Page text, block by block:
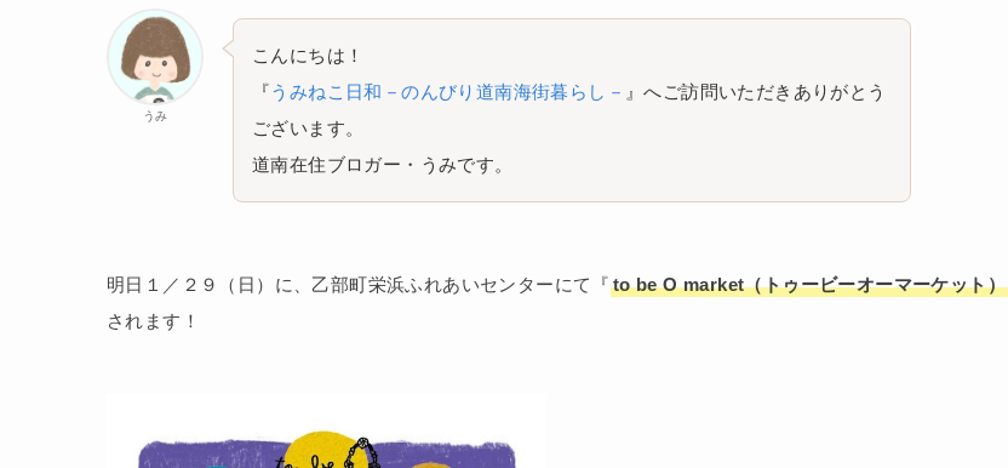
うみ
こんにちは！
『うみねこ日和－のんびり道南海街暮らし－ 』へご訪問いただきありがとう
ございます。
道南在住ブロガー・うみです。
明日１／２９（日）に、乙部町栄浜ふれあいセンターにて『 to be O market（トゥービーオーマーケット）
されます！